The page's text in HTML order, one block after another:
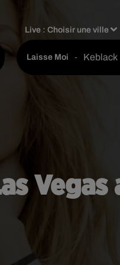
Live :Choisir une ville
Laisse Moi - Keblack
Vegas